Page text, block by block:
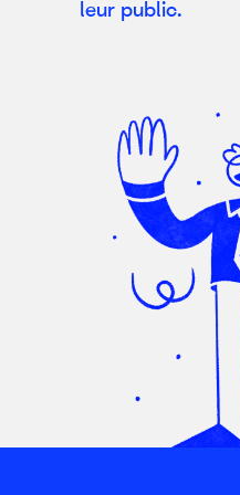
leur public.
4. Communication des
Vos données personnelles
en plus des personnes en
données personnelles
l’exercice de leurs
qualifiés, comme par
marketing, call center, ainsi
externes du traitement des
qui fournissent à Maikii
services servant
Vos données personnelles